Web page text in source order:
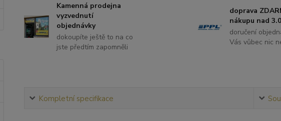
Kamenná prodejna
vyzvednutí
objednávky
dokoupíte ještě to na co
jste předtím zapomněli
doprava
nákupu nad
doručení
Vás vůbec nic
Kompletní specifikace